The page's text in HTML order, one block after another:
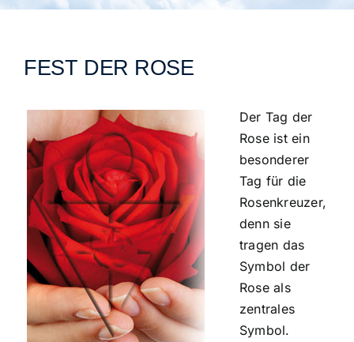
Städtegruppen Schweiz
FEST DER ROSE
Der Tag der
Rose ist ein
besonderer
Tag für die
Rosenkreuzer,
denn sie
tragen das
Symbol der
Rose als
zentrales
Symbol.